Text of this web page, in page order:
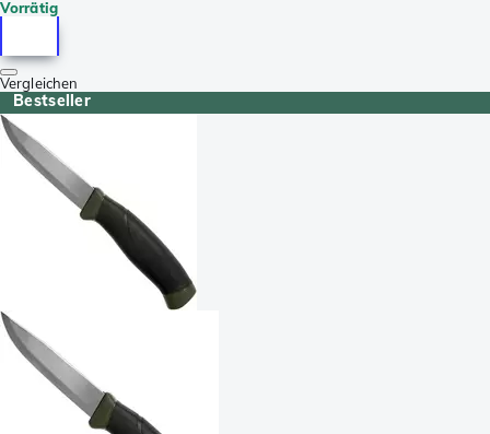
Vorrätig
Vergleichen
Bestseller